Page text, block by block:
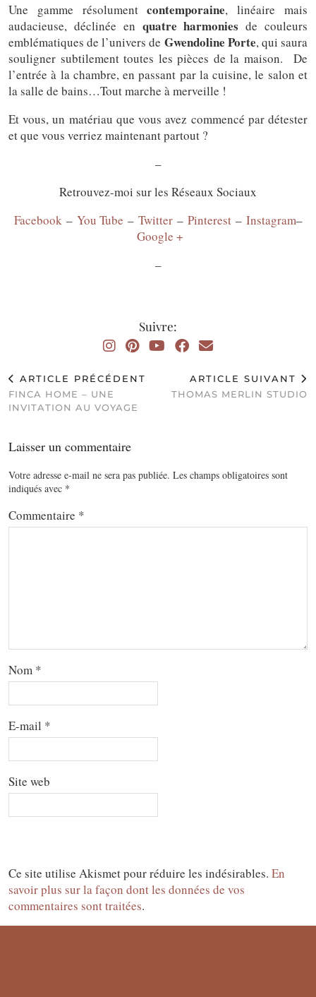
Une gamme résolumentcontemporaine, linéaire mais
audacieuse, déclinée en quatre harmonies de couleurs
emblématiques de l’univers de Gwendoline Porte, qui saura
souligner subtilement toutes les pièces de la maison. De
l’entrée à la chambre, en passant par la cuisine, le salon et
la salle de bains…Tout marche à merveille !
Et vous, un matériau que vous avez commencé par détester
et que vous verriez maintenant partout ?
–
Retrouvez-moi sur les Réseaux Sociaux
Facebook – You Tube – Twitter – Pinterest – Instagram–
Google +
–
Suivre:
ARTICLE PRÉCÉDENT
FINCA HOME – UNE
INVITATION AU VOYAGE
ARTICLE SUIVANT
THOMAS MERLIN STUDIO
Laisser un commentaire
Votre adresse e-mail ne sera pas publiée. Les champs obligatoires sont
indiqués avec *
Commentaire *
Nom *
E-mail *
Site web
Ce site utilise Akismet pour réduire les indésirables. En
savoir plus sur la façon dont les données de vos
commentaires sont traitées.